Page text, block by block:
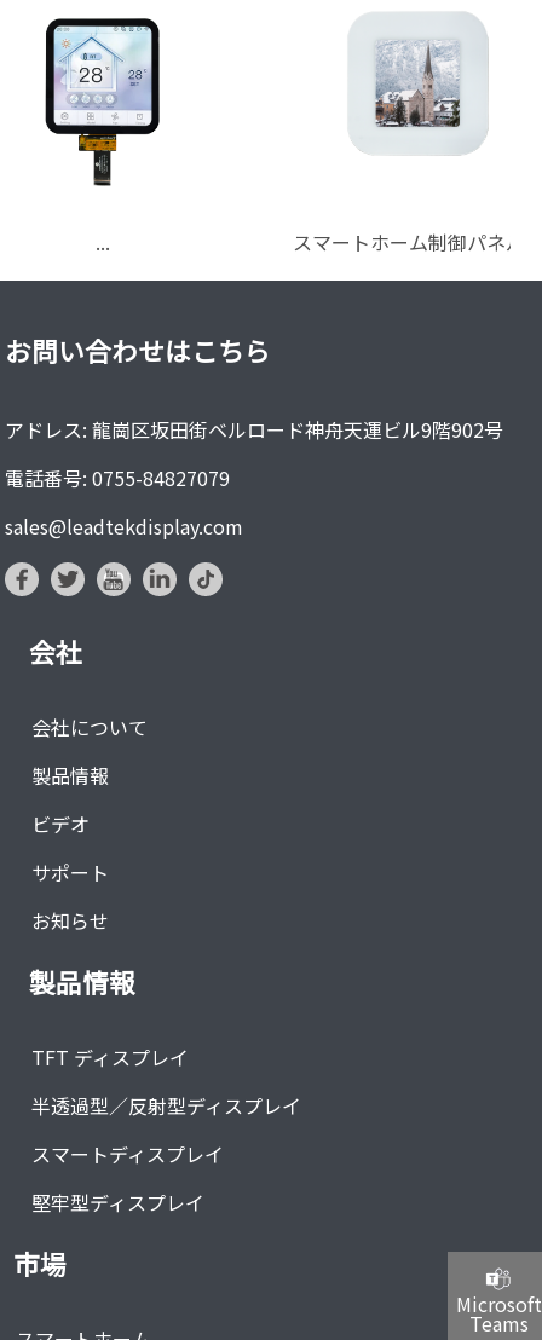
...
スマートホーム制御パネル
お問い合わせはこちら
アドレス: 龍崗区坂田街ベルロード神舟天運ビル9階902号
電話番号: 0755-84827079
sales@leadtekdisplay.com
会社
会社について
製品情報
ビデオ
サポート
お知らせ
製品情報
TFT ディスプレイ
半透過型／反射型ディスプレイ
スマートディスプレイ
堅牢型ディスプレイ
市場
Microsoft
Teams